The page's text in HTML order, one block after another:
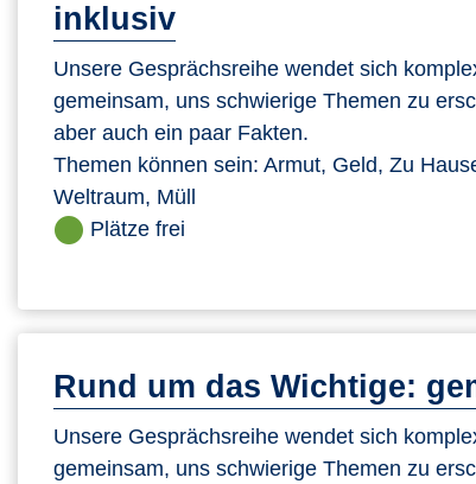
inklusiv
Unsere Gesprächsreihe wendet sich
gemeinsam, uns schwierige Themen zu
aber auch ein paar Fakten.
Themen können sein: Armut, Geld, Zu
Weltraum, Müll
Plätze frei
Rund um das Wichtige:
Unsere Gesprächsreihe wendet sich
gemeinsam, uns schwierige Themen zu